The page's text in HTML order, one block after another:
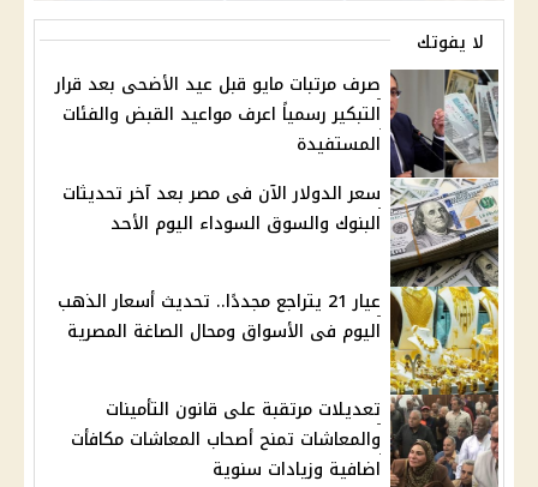
لا يفوتك
صرف مرتبات مايو قبل عيد الأضحى بعد قرار
التبكير رسمياً اعرف مواعيد القبض والفئات
المستفيدة
سعر الدولار الآن فى مصر بعد آخر تحديثات
البنوك والسوق السوداء اليوم الأحد
عيار 21 يتراجع مجددًا.. تحديث أسعار الذهب
اليوم فى الأسواق ومحال الصاغة المصرية
تعديلات مرتقبة على قانون التأمينات
والمعاشات تمنح أصحاب المعاشات مكافأت
اضافية وزيادات سنوية